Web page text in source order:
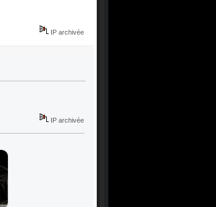
IP archivée
IP archivée